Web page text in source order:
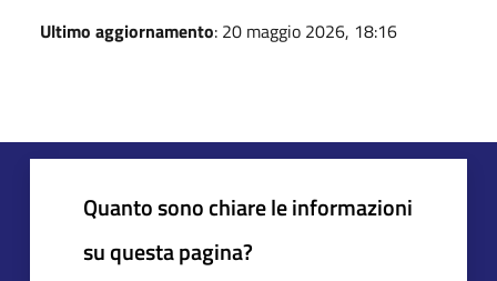
Ultimo aggiornamento: 20 maggio 2026, 18:16
Quanto sono chiare le informazioni
su questa pagina?